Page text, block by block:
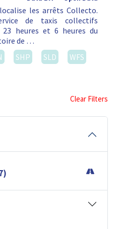
les arrêts Collecto.
de taxis collectifs
heures et 6 heures du
de …
SHP SLD
WFS
Clear Filters